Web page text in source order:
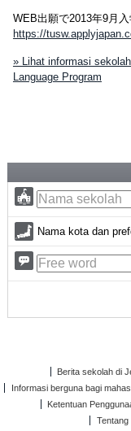
WEB出願で2013年9月
https://
» Lihat informasi
Language Program
Nama kota dan
Berita sekolah di
Informasi berguna bagi
Ketentuan